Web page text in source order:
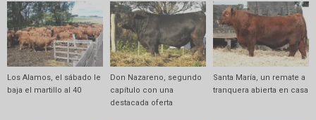
Los Alamos, el sábado le
baja el martillo al 40
Don Nazareno, segundo
capítulo con una
destacada oferta
Santa María, un remate a
tranquera abierta en casa